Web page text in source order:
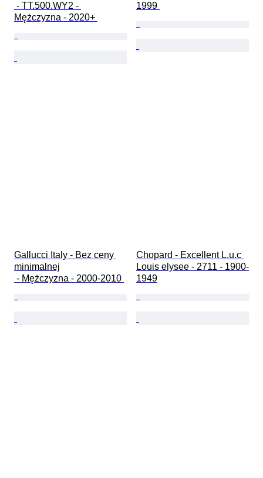
Mężczyzna - 2020+
1999
Gallucci Italy - Bez ceny
minimalnej
- Mężczyzna - 2000-2010
Chopard - Excellent L.u.c
Louis elysee - 2711 - 1900-
1949